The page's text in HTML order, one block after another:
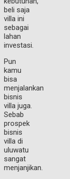
beli saja
villa ini
sebagai
lahan
investasi.
Pun
kamu
bisa
menjalankan
bisnis
villa juga.
Sebab
prospek
bisnis
villa di
uluwatu
sangat
menjanjikan.